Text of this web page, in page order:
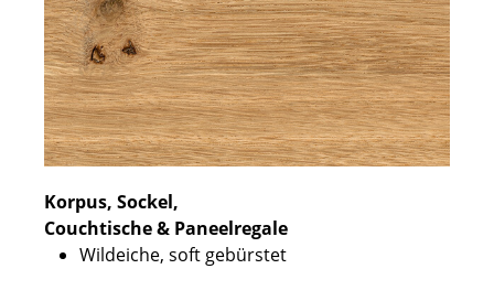
Korpus, Sockel,
Couchtische & Paneelregale
Wildeiche, soft gebürstet